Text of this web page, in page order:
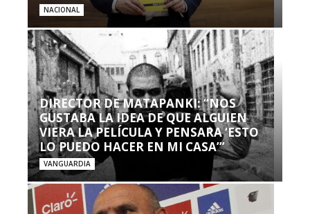
NACIONAL
DIRECTOR DE MATAPANKI: “NOS
GUSTABA LA IDEA DE QUE ALGUIEN
VIERA LA PELÍCULA Y PENSARA ‘ESTO
LO PUEDO HACER EN MI CASA’”
VANGUARDIA